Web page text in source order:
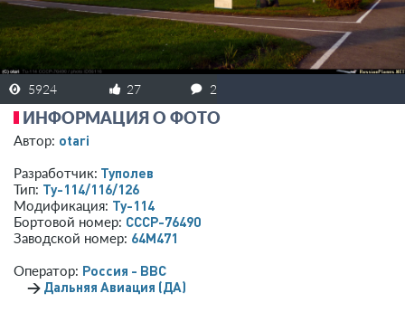
5924 27 2
ИНФОРМАЦИЯ О ФОТО
Автор: otari
Разработчик: Туполев
Тип: Ту-114/116/126
Модификация: Ту-114
Бортовой номер: СССР-76490
Заводской номер: 64M471
Оператор: Россия - ВВС
→ Дальняя Авиация (ДА)